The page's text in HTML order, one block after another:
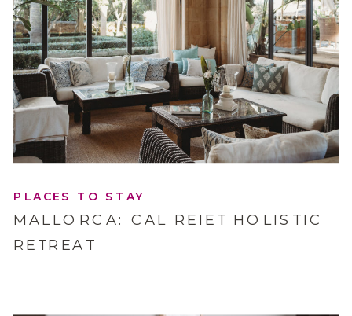
PLACES TO STAY
MALLORCA: CAL REIET HOLISTIC
RETREAT